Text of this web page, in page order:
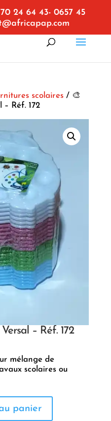
24 64 43- 0657 45
scolaires/ 🎨
– Réf. 172
– Réf. 172
mélange de
scolaires ou
panier